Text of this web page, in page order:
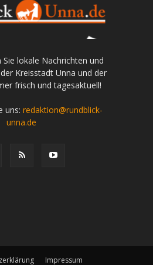
Sie lokale Nachrichten und
Kreisstadt Unna und der
frisch und tagesaktuell!
uns: redaktion@rundblick-
unna.de
Impressum